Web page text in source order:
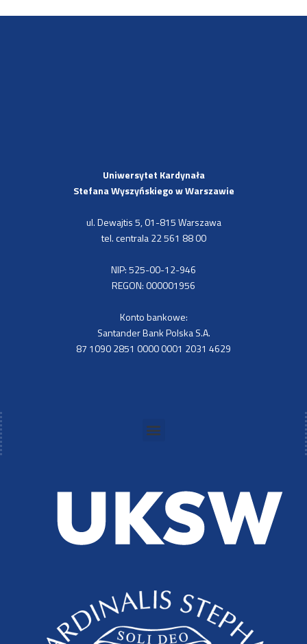
Uniwersytet Kardynała
Stefana Wyszyńskiegow Warszawie
ul. Dewajtis 5, 01-815 Warszawa
tel. centrala 22 561 88 00
NIP: 525-00-12-946
REGON: 000001956
Konto bankowe:
Santander Bank Polska S.A.
87 1090 2851 0000 0001 2031 4629